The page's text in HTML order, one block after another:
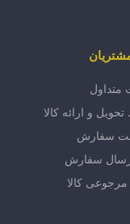
متداول
و ارائه کالا
سفارش
سفارش
مرجوعی کالا